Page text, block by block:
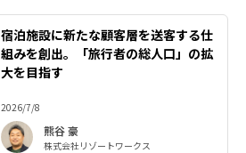
宿泊施設に新たな顧客層を送客する仕
組みを創出。「旅行者の総人口」の拡
大を目指す
2026/7/8
熊谷 豪
株式会社リゾートワークス